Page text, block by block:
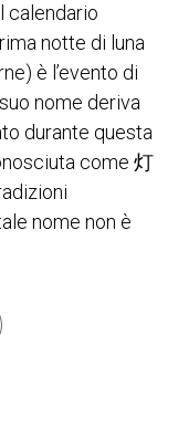
calendario
notte di luna
è l’evento di
nome deriva
durante questa
come 灯
nome non è